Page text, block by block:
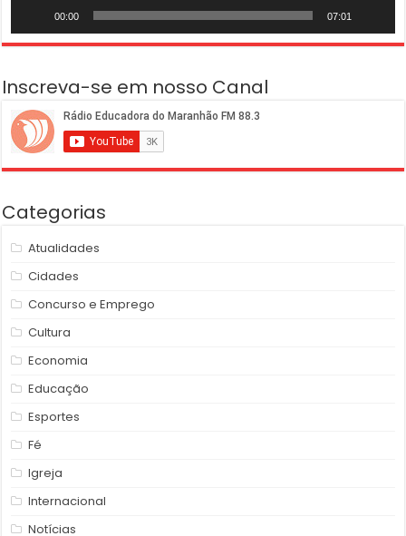
00:00 07:01
Inscreva-se em nosso Canal
Categorias
Atualidades
Cidades
Concurso e Emprego
Cultura
Economia
Educação
Esportes
Fé
Igreja
Internacional
Notícias